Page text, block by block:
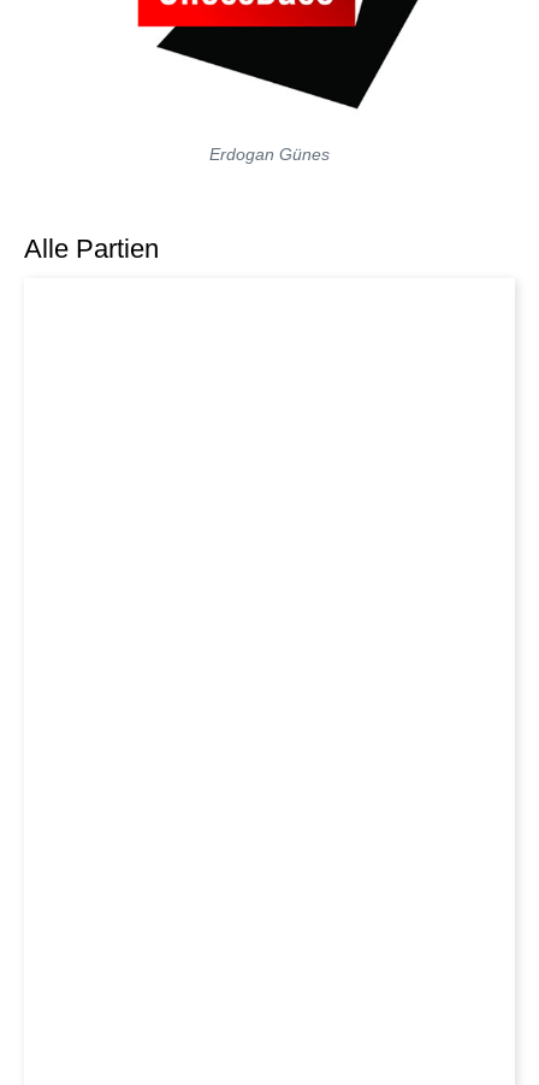
Erdogan Günes
Alle Partien